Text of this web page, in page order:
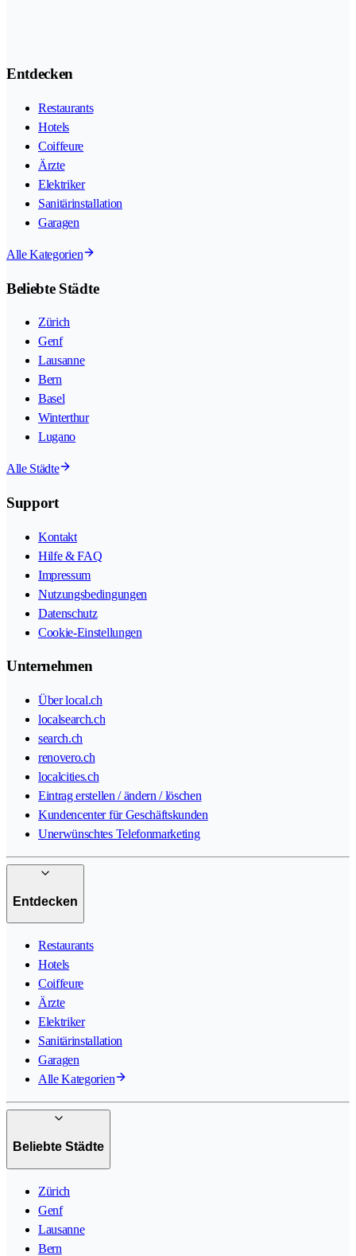
Entdecken
Restaurants
Hotels
Coiffeure
Ärzte
Elektriker
Sanitärinstallation
Garagen
Alle Kategorien
Beliebte Städte
Zürich
Genf
Lausanne
Bern
Basel
Winterthur
Lugano
Alle Städte
Support
Kontakt
Hilfe & FAQ
Impressum
Nutzungsbedingungen
Datenschutz
Cookie-Einstellungen
Unternehmen
Über local.ch
localsearch.ch
search.ch
renovero.ch
localcities.ch
Eintrag erstellen / ändern / löschen
Kundencenter für Geschäftskunden
Unerwünschtes Telefonmarketing
Entdecken
Restaurants
Hotels
Coiffeure
Ärzte
Elektriker
Sanitärinstallation
Garagen
Alle Kategorien
Beliebte Städte
Zürich
Genf
Lausanne
Bern